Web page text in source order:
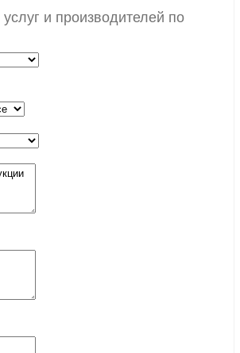
и производителей по